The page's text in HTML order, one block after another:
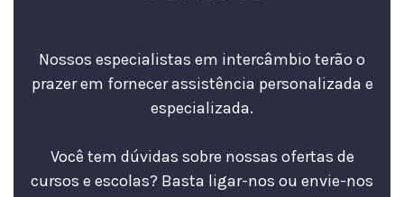
Nossos especialistas em intercâmbio terão o
prazer em fornecer assistência personalizada e
especializada.
Você tem dúvidas sobre nossas ofertas de
cursos e escolas? Basta ligar-nos ou envie-nos